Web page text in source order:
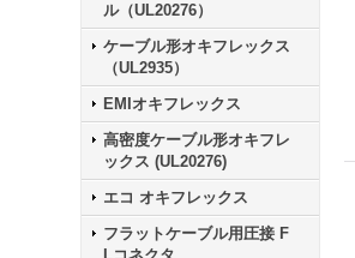
ル（UL20276）
ケーブル形オキフレックス
（UL2935）
EMIオキフレックス
高密度ケーブル形オキフレ
ックス (UL20276)
エコ オキフレックス
フラットケーブル用圧接 F